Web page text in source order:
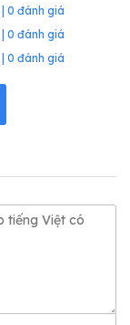
| 0 đánh giá
| 0 đánh giá
| 0 đánh giá